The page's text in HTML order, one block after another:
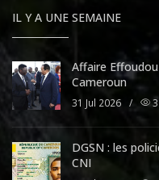
IL Y A UNE SEMAINE
Affaire
Cameroun
31 Jul 2026 /
DGSN : les
CNI